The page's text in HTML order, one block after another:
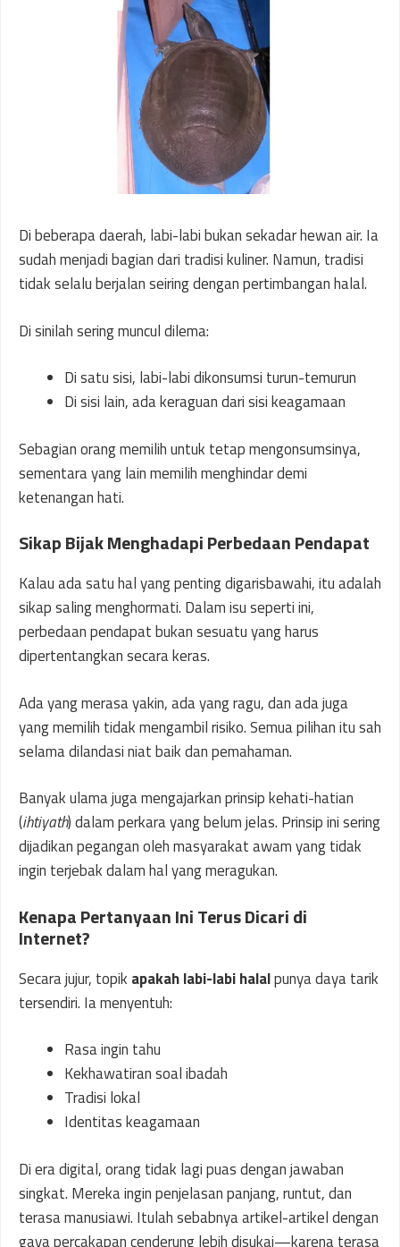
Di beberapa daerah, labi-labi bukan sekadar hewan air. Ia
sudah menjadi bagian dari tradisi kuliner. Namun, tradisi
tidak selalu berjalan seiring dengan pertimbangan halal.
Di sinilah sering muncul dilema:
Di satu sisi, labi-labi dikonsumsi turun-temurun
Di sisi lain, ada keraguan dari sisi keagamaan
Sebagian orang memilih untuk tetap mengonsumsinya,
sementara yang lain memilih menghindar demi
ketenangan hati.
Sikap Bijak Menghadapi Perbedaan Pendapat
Kalau ada satu hal yang penting digarisbawahi, itu adalah
sikap saling menghormati. Dalam isu seperti ini,
perbedaan pendapat bukan sesuatu yang harus
dipertentangkan secara keras.
Ada yang merasa yakin, ada yang ragu, dan ada juga
yang memilih tidak mengambil risiko. Semua pilihan itu sah
selama dilandasi niat baik dan pemahaman.
Banyak ulama juga mengajarkan prinsip kehati-hatian
(ihtiyath) dalam perkara yang belum jelas. Prinsip ini sering
dijadikan pegangan oleh masyarakat awam yang tidak
ingin terjebak dalam hal yang meragukan.
Kenapa Pertanyaan Ini Terus Dicari di
Internet?
Secara jujur, topik apakah labi-labi halalpunya daya tarik
tersendiri. Ia menyentuh:
Rasa ingin tahu
Kekhawatiran soal ibadah
Tradisi lokal
Identitas keagamaan
Di era digital, orang tidak lagi puas dengan jawaban
singkat. Mereka ingin penjelasan panjang, runtut, dan
terasa manusiawi. Itulah sebabnya artikel-artikel dengan
gaya percakapan cenderung lebih disukai—karena terasa